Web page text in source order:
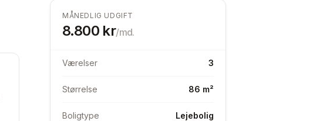
MÅNEDLIG UDGIFT
8.800 kr/md.
Værelser 3
Størrelse 86 m²
Boligtype Lejebolig